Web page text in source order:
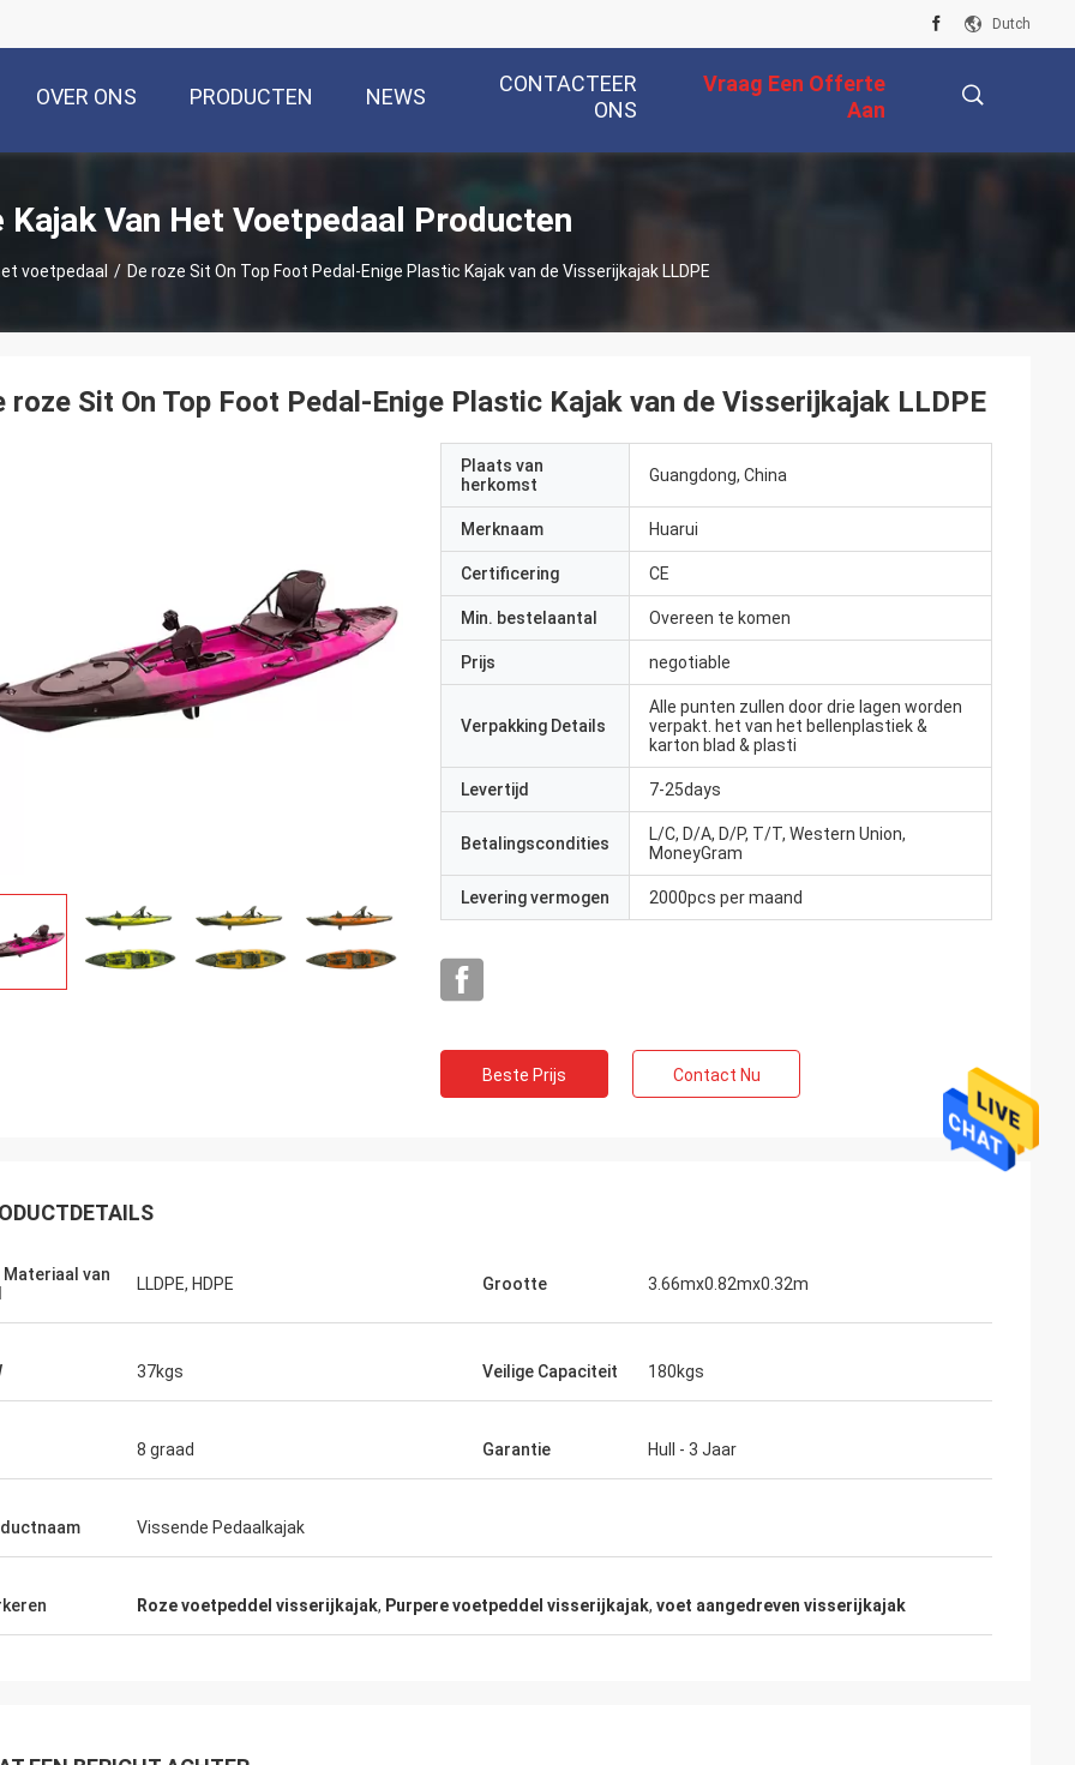
Dutch
OVER ONS PRODUCTEN NEWS
CONTACTEER
ONS
Vraag Een Offerte
Aan
Kajak Van Het Voetpedaal Producten
voetpedaal / De roze Sit On Top Foot Pedal-Enige Plastic Kajak van de Visserijkajak LLDPE
op te zetten, en is super stal.
alles u in een visserijkajak
roze Sit On Top Foot Pedal-Enige Plastic Kajak van de Visserijkajak LLDPE
Plaats van
herkomst
Guangdong, China
Merknaam Huarui
Certificering CE
Min. bestelaantal Overeen te komen
Prijs negotiable
Verpakking Details
Alle punten zullen door drie lagen worden
verpakt. het van het bellenplastiek &
karton blad & plasti
Levertijd 7-25days
Betalingscondities
L/C, D/A, D/P, T/T, Western Union,
MoneyGram
Levering vermogen 2000pcs per maand
Beste Prijs Contact Nu
Materiaal van
LLDPE, HDPE Grootte 3.66mx0.82mx0.32m
37kgs Veilige Capaciteit 180kgs
8 graad Garantie Hull - 3 Jaar
Vissende Pedaalkajak
Roze voetpeddel visserijkajak, Purpere voetpeddel visserijkajak, voet aangedreven visserijkajak